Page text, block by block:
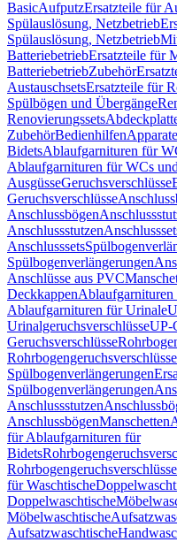
BasicAufputzErsatzteile für
Spülauslösung, Netzbetrieb
Spülauslösung, Netzbetrieb
BatteriebetriebErsatzteile für
BatteriebetriebZubehör
AustauschsetsErsatzteile für
Spülbögen und Übergänge
Renovierungssets
ZubehörBedienhilfen
BidetsAblaufgarnituren für
Ablaufgarnituren für WCs und
AusgüsseGeruchsverschlüsse
Geruchsverschlüsse
Anschlussbögen
Anschlussstutzen
Anschlusssets
Spülbogenverlängerungen
Anschlüsse aus PVC
Deckkappen
Ablaufgarnituren für Urinale
UrinalgeruchsverschlüsseUP-
Geruchsverschlüsse
Spülbogenverlängerungen
Spülbogenverlängerungen
Anschlussstutzen
AnschlussbögenManschetten
für Ablaufgarnituren für
Bidets
Rohrbogengeruchsverschlüsse
für Waschtische
Doppelwaschtische
Möbelwaschtische
Aufsatzwaschtische